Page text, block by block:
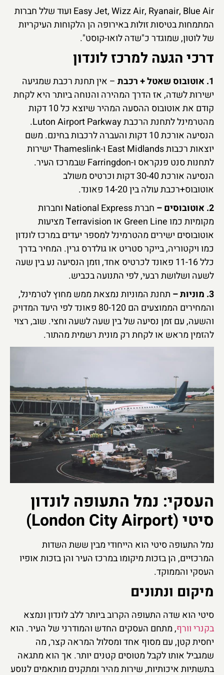
Easy Jet, Wizz Air, Ryanair, Blue Air ועוד שלל חברות
המתמחות בטיסות זולות באירופה הן הלקוחות העיקריות
של לוטון, שמוגדר כ"שדה לואו-קוסט".
דרכי הגעה למרכז לונדון
1. אוטובוס שאטל + רכבת
– אין תחנת רכבת שמגיעה
ישירות לשדה, אז הדרך המהירה והנוחה ביותר היא לקחת
קודם את אוטובוס ההסעה המהיר שיוצא כל 10 דקות
מהטרמינל לתחנת הרכבת Luton Airport Parkway.
הנסיעה אורכת 10 דקות והעברה לרכבות בחינם. משם
יוצאות רכבות East Midlands ו-Thameslink ישירות
לתחנות סנט פנקראס ו-Farringdon שבמרכז העיר.
הנסיעה אורכת 30-40 דקות וכרטיס משולב
אוטובוס+רכבת עולה בין 14-20 פאונד.
2. אוטובוסים –
חברת National Express וחברות
מקומיות כמו Green Line או Terravision מציעות
אוטובוסים ישירים מהטרמינל למספר יעדים במרכז לונדון
כמו ויקטוריה, בייקר סטריט או גולדרס גרין. המחיר בדרך
כלל 11-16 פאונד לכרטיס אחד, וזמן הנסיעה נע בין שעה
לשעה ושלושת רבעי, לפי התנועה בכביש.
3. מוניות –
תחנת המוניות נמצאת ממש מחוץ לטרמינל,
והמחירים הממוצעים הם 80-120 פאונד לפי היעד המדויק
והשעה, עם זמן נסיעה של בין שעה לשעה וחצי. שוב, רצוי
להזמין מראש או לקחת רק מונית רשמית מהתור.
העסקי: נמל התעופה לונדון
סיטי (London City Airport)
נמל התעופה סיטי הוא הייחודי מבין ששת השדות
המרכזיים, הן בזכות מיקומו במרכז העיר והן בזכות אופיו
העסקי והממוקד.
מיקום ונתונים
סיטי הוא שדה התעופה הקרוב ביותר ללב לונדון ונמצא
בקנרי וורף, מתחם העסקים החדש והמודרני של העיר. הוא
יחסית קטן, עם מסוף אחד ומסלול המראה קצר, מה
שמגביל אותו לקבל מטוסים קטנים יותר. אך הוא מתגאה
בתשתיות איכותיות, שירות מהיר ומתקנים מותאמים לנוסע